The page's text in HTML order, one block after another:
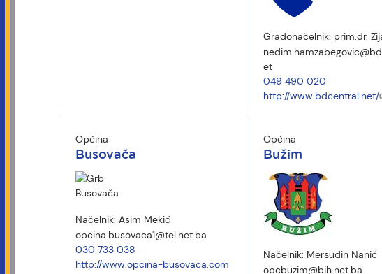
Gradonačelnik: prim.dr.
et
049 490 020
http://www.bdcentral.net/
Općina
Busovača
Načelnik: Asim Mekić
opcina.busovaca1@tel.net.ba
030 733 038
http://www.opcina-busovaca.com
Općina
Bužim
Načelnik: Mersudin Nanić
opcbuzim@bih.net.ba